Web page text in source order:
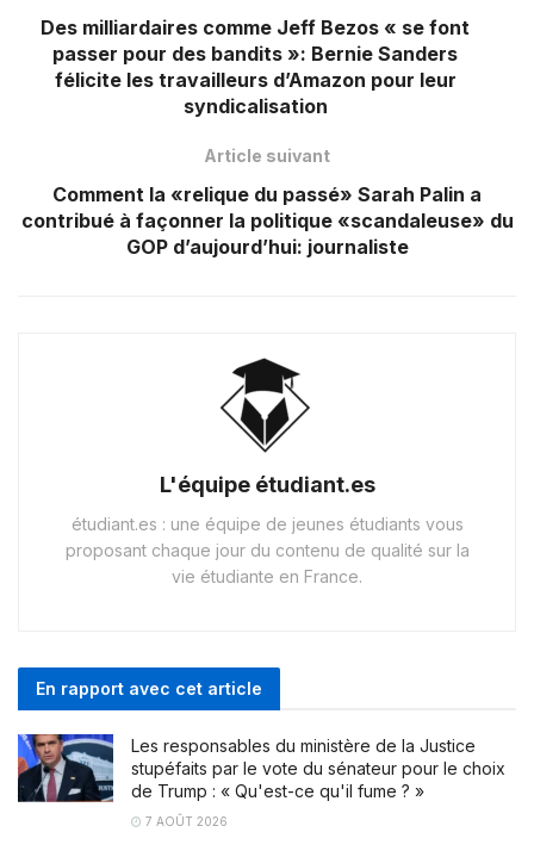
Des milliardaires comme Jeff Bezos « se font
passer pour des bandits »: Bernie Sanders
félicite les travailleurs d’Amazon pour leur
syndicalisation
Article suivant
Comment la «relique du passé» Sarah Palin a
contribué à façonner la politique «scandaleuse» du
GOP d’aujourd’hui: journaliste
L'équipe étudiant.es
étudiant.es : une équipe de jeunes étudiants vous
proposant chaque jour du contenu de qualité sur la
vie étudiante en France.
En rapport avec cet article
Les responsables du ministère de la Justice
stupéfaits par le vote du sénateur pour le choix
de Trump : « Qu'est-ce qu'il fume ? »
7 AOÛT 2026